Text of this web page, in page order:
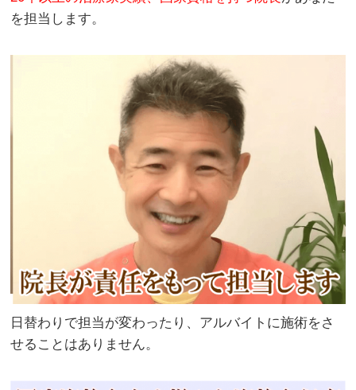
を担当します。
日替わりで担当が変わったり、アルバイトに施術をさ
せることはありません。